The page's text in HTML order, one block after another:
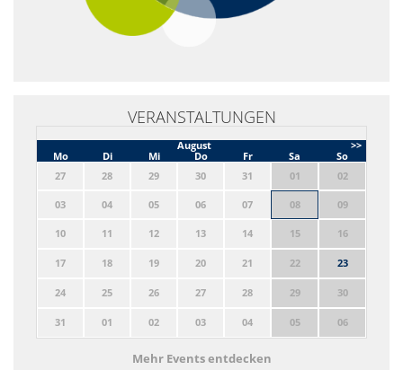
VERANSTALTUNGEN
>>
August
Mo
Di Mi Do Fr Sa
So
27
28 29 30 31 01 02
03 04 05 06 07 08 09
10 11 12 13 14 15 16
17 18 19 20 21 22 23
24 25 26 27 28 29 30
31 01 02 03 04 05 06
Mehr Events entdecken